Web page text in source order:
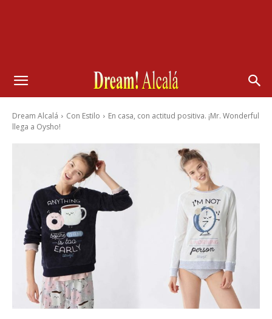
Dream Alcalá Con Estilo
En casa, con actitud positiva. ¡Mr. Wonderful
llega a Oysho!